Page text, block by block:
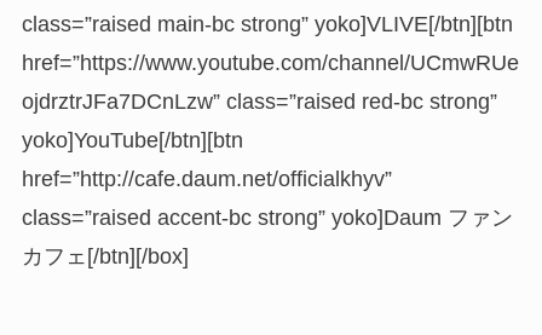
class=”raised main-bc strong” yoko]VLIVE[/btn][btn
href=”https://www.youtube.com/channel/UCmwRUe
ojdrztrJFa7DCnLzw” class=”raised red-bc strong”
yoko]YouTube[/btn][btn
href=”http://cafe.daum.net/officialkhyv”
class=”raised accent-bc strong” yoko]Daum ファン
カフェ[/btn][/box]